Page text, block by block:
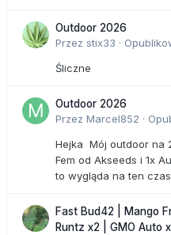
Outdoor 2026
Przez stix33 ·
Śliczne
Outdoor 2026
Przez Marcel852 ·
Hejka Mój outdoor na
Fem od Akseeds i 1x
to wygląda na ten
Fast Bud42 | Mango
Runtz x2 | GMO Auto